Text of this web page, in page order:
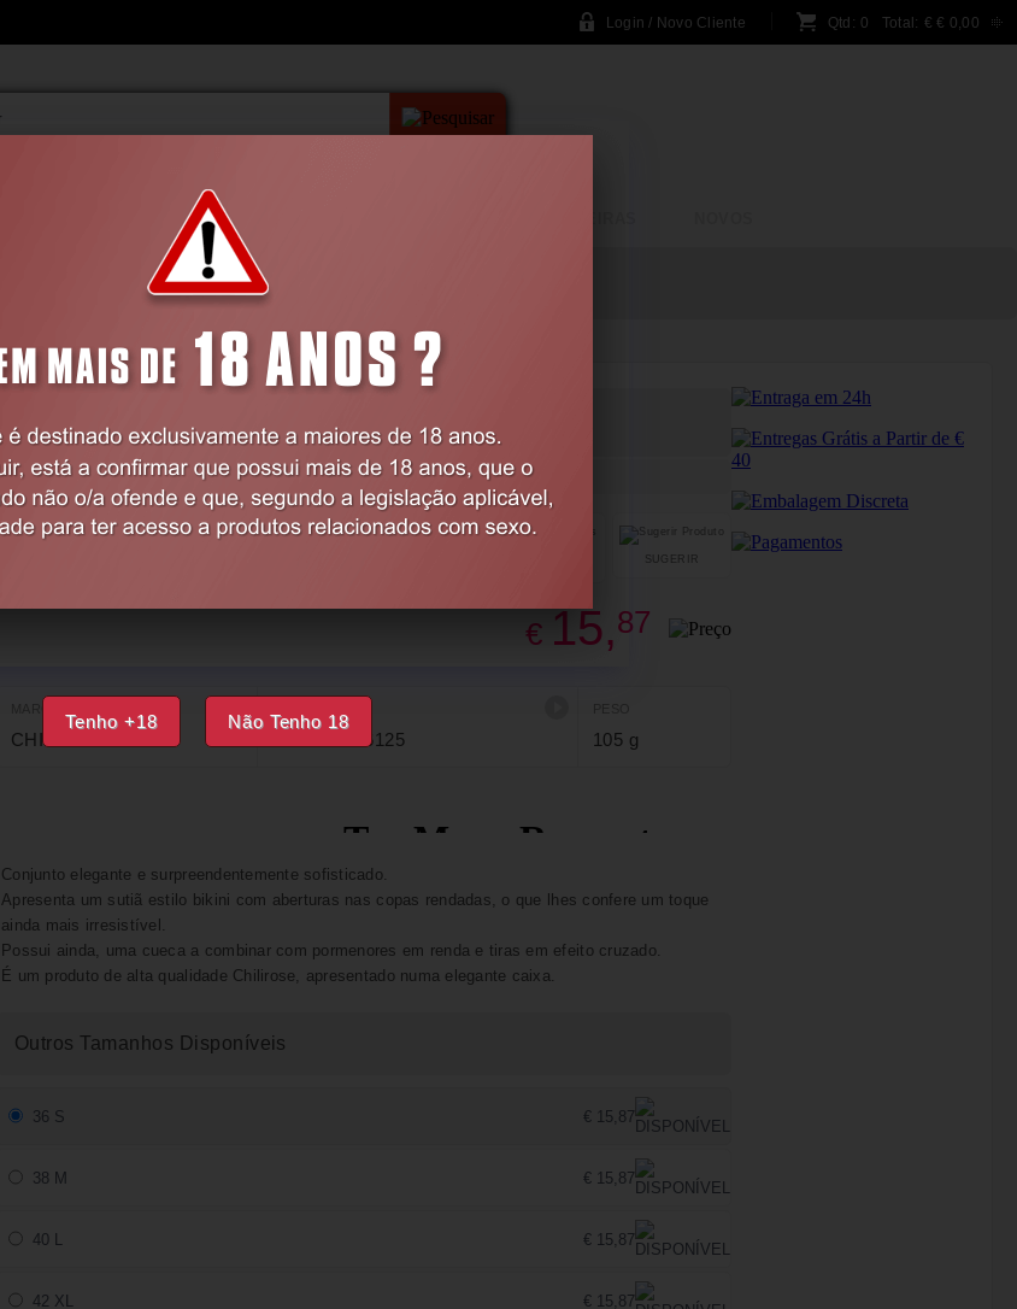
Tenho +18 Não Tenho 18
Login / Novo Cliente Qtd: 0 Total: €€ 0,00
LINGERIE
Feminina
CONJUNTO CR-3786 VERMELHO 36 S
Código: EX12840
SUGERIR
€ 15,87
CHILIROSE 5902017026125 105 g
Conjunto elegante e surpreendentemente sofisticado.
Apresenta um sutiã estilo bikini com aberturas nas copas rendadas, o que lhes confere um toque
ainda mais irresistível.
Possui ainda, uma cueca a combinar com pormenores em renda e tiras em efeito cruzado.
É um produto de alta qualidade Chilirose, apresentado numa elegante caixa.
Outros Tamanhos Disponíveis
36 S € 15,87
38 M € 15,87
40 L € 15,87
42 XL € 15,87